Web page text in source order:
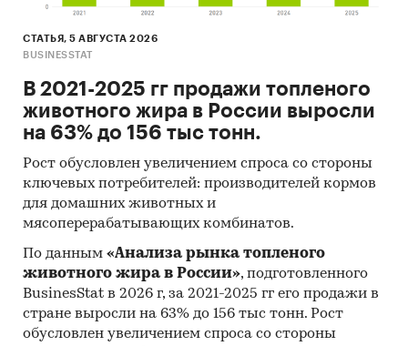
СТАТЬЯ, 5 АВГУСТА 2026
BUSINESSTAT
В 2021-2025 гг продажи топленого
животного жира в России выросли
на 63% до 156 тыс тонн.
Рост обусловлен увеличением спроса со стороны
ключевых потребителей: производителей кормов
для домашних животных и
мясоперерабатывающих комбинатов.
По данным «Анализа рынка топленого
животного жира в России», подготовленного
BusinesStat в 2026 г, за 2021-2025 гг его продажи в
стране выросли на 63% до 156 тыс тонн. Рост
обусловлен увеличением спроса со стороны